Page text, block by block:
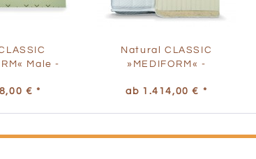
Male -
€ *
Natural CLASSIC
»MEDIFORM« -
ab 1.414,00 € *